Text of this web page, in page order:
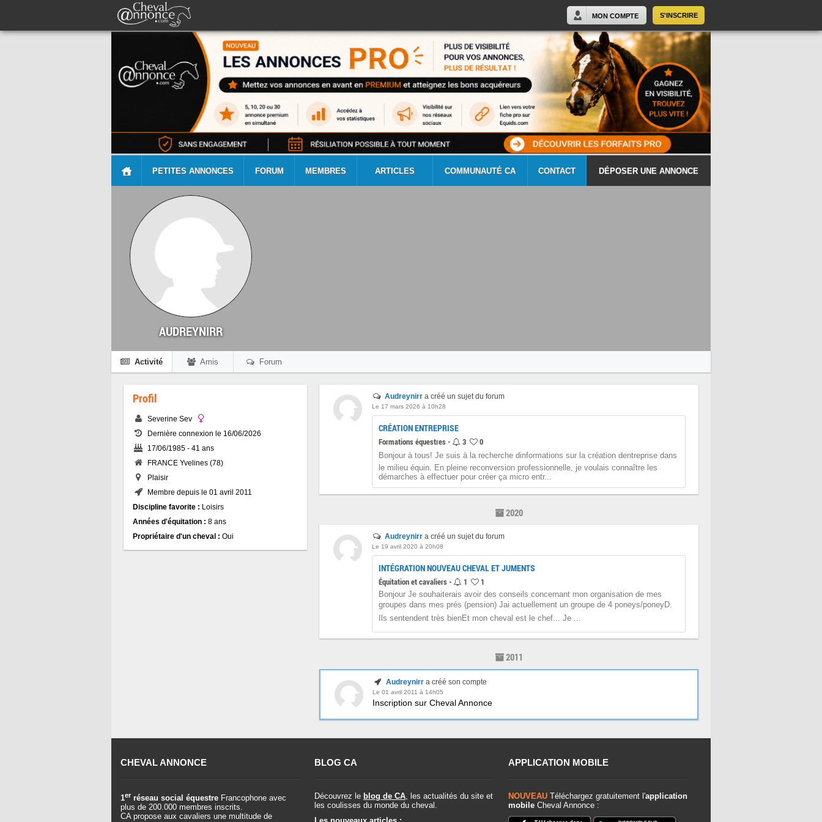
S'INSCRIRE
MON COMPTE
PETITES ANNONCES FORUM MEMBRES ARTICLES COMMUNAUTÉ CA CONTACT DÉPOSER UNE ANNONCE
AUDREYNIRR
Activité Amis Forum
Profil
Severine Sev
Dernière connexion le 16/06/2026
17/06/1985 - 41 ans
FRANCE Yvelines (78)
Plaisir
Membre depuis le 01 avril 2011
Discipline favorite : Loisirs
Années d'équitation : 8 ans
Propriétaire d'un cheval : Oui
Audreynirr a créé un sujet du forum
Le 17 mars 2026 à 10h28
CRÉATION ENTREPRISE
Formations équestres - 3 0
Bonjour à tous! Je suis à la recherche dinformations sur la création dentreprise dans
le milieu équin. En pleine reconversion professionnelle, je voulais connaître les
démarches à effectuer pour créer ça micro entr...
2020
Audreynirr a créé un sujet du forum
Le 19 avril 2020 à 20h08
INTÉGRATION NOUVEAU CHEVAL ET JUMENTS
Équitation et cavaliers - 1 1
Bonjour Je souhaiterais avoir des conseils concernant mon organisation de mes
groupes dans mes prés (pension) Jai actuellement un groupe de 4 poneys/poneyD.
Ils sentendent très bienEt mon cheval est le chef... Je ...
2011
Audreynirra créé son compte
Le 01 avril 2011 à 14h05
Inscription sur Cheval Annonce
CHEVAL ANNONCE
1er réseau social équestre Francophone avec
plus de 200.000 membres inscrits.
CA propose aux cavaliers une multitude de
BLOG CA
Découvrez le blog de CA , les actualités du site et
les coulisses du monde du cheval.
APPLICATION MOBILE
NOUVEAU Téléchargez gratuitement l'application
mobile Cheval Annonce :